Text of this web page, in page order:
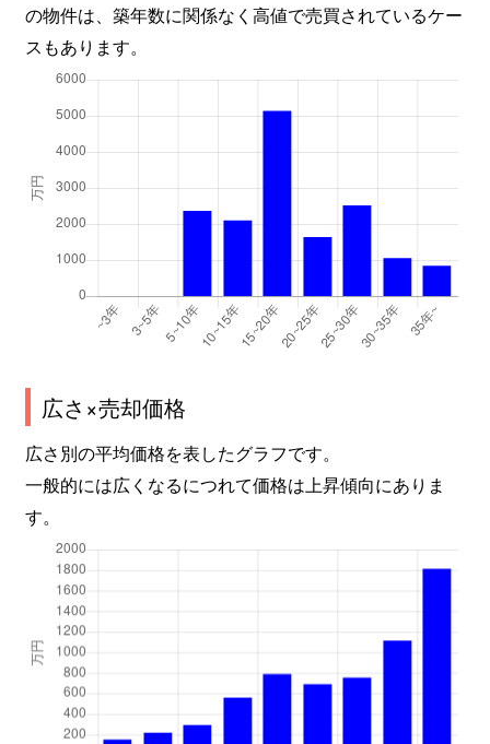
の物件は、築年数に関係なく高値で売買されているケー
スもあります。
広さ×売却価格
広さ別の平均価格を表したグラフです。
一般的には広くなるにつれて価格は上昇傾向にありま
す。